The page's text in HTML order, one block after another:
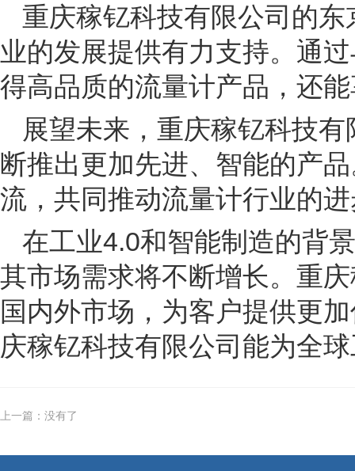
重庆稼钇科技有限公司的
业的发展提供有力支持。通
得高品质的流量计产品，还
展望未来，重庆稼钇科技
断推出更加先进、智能的产
流，共同推动流量计行业的
在工业4.0和智能制造的背
其市场需求将不断增长。重
国内外市场，为客户提供更
庆稼钇科技有限公司能为全
上一篇：没有了